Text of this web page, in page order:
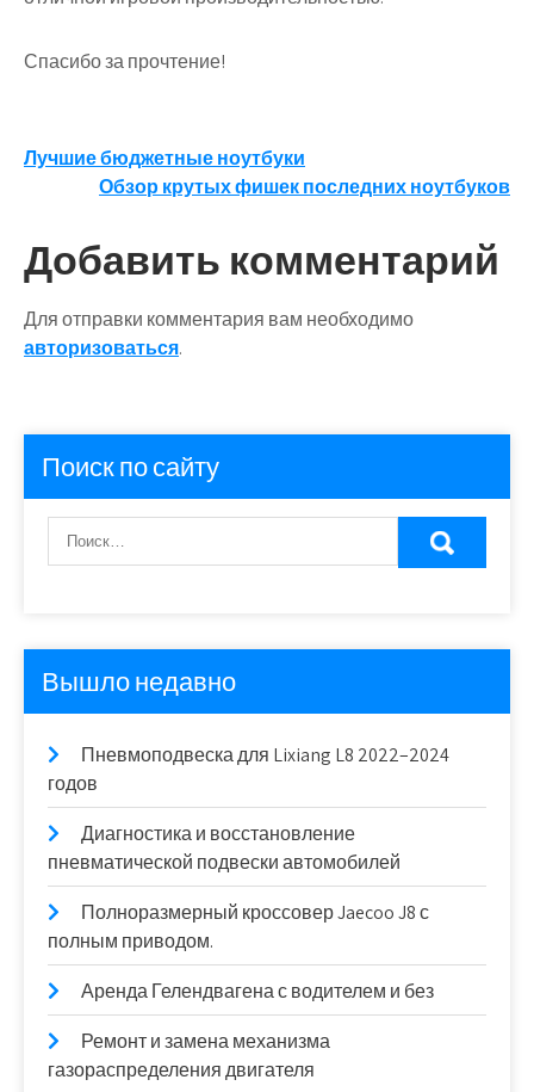
Спасибо за прочтение!
Навигация
записям
Лучшие бюджетные ноутбуки
Обзор крутых фишек последних ноутбуков
Добавить комментарий
Для отправки комментария вам необходимо
авторизоваться.
Поиск по сайту
Вышло недавно
Пневмоподвеска для Lixiang L8 2022–2024
годов
Диагностика и восстановление
пневматической подвески автомобилей
Полноразмерный кроссовер Jaecoo J8 с
полным приводом.
Аренда Гелендвагена с водителем и без
Ремонт и замена механизма
газораспределения двигателя